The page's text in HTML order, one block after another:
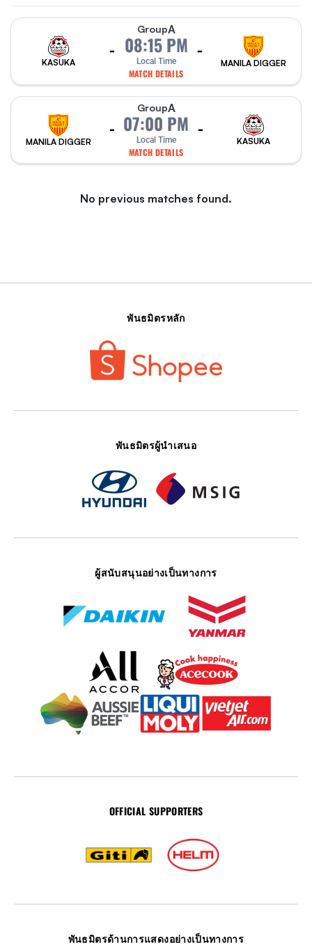
KASUKA
-
GroupA
08:15 PM
Local Time
MATCH DETAILS
-
MANILA DIGGER
MANILA DIGGER
-
GroupA
07:00 PM
Local Time
MATCH DETAILS
-
KASUKA
No previous matches found.
พันธมิตรหลัก
พันธมิตรผู้นำเสนอ
ผู้สนับสนุนอย่างเป็นทางการ
OFFICIAL SUPPORTERS
พันธมิตรด้านการแสดงอย่างเป็นทางการ